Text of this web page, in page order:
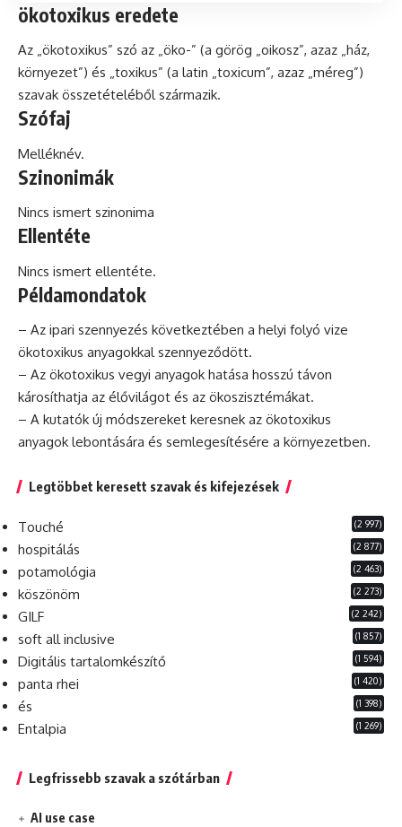
ökotoxikus eredete
Az „ökotoxikus” szó az „öko-” (a görög „oikosz”, azaz „ház,
környezet”) és „toxikus” (a latin „toxicum”, azaz „méreg”)
szavak összetételéből származik.
Szófaj
Melléknév.
Szinonimák
Nincs ismert szinonima
Ellentéte
Nincs ismert ellentéte.
Példamondatok
– Az ipari szennyezés következtében a helyi folyó vize
ökotoxikus anyagokkal szennyeződött.
– Az ökotoxikus vegyi anyagok hatása hosszú távon
károsíthatja az élővilágot és az ökoszisztémákat.
– A kutatók új módszereket keresnek az ökotoxikus
anyagok lebontására és semlegesítésére a környezetben.
Legtöbbet keresett szavak és kifejezések
Touché (2 997)
hospitálás (2 877)
potamológia (2 463)
köszönöm (2 273)
GILF (2 242)
soft all inclusive (1 857)
Digitális tartalomkészítő (1 594)
panta rhei (1 420)
és (1 398)
Entalpia (1 269)
Legfrissebb szavak a szótárban
AI use case